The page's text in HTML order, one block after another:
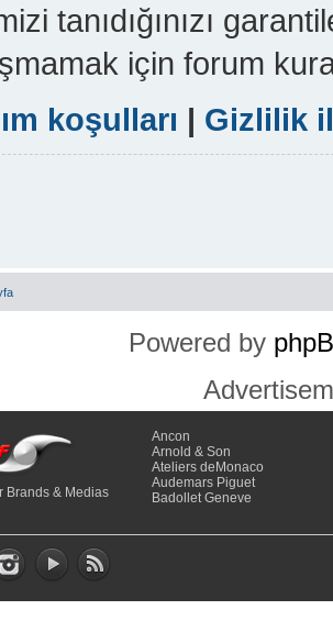
tanıdığınızı
için forum
koşulları | Gizlilik
Powered by
Brands & Medias
Ancon
Arnold & Son
Ateliers deMonaco
Audemars Piguet
Badollet Geneve